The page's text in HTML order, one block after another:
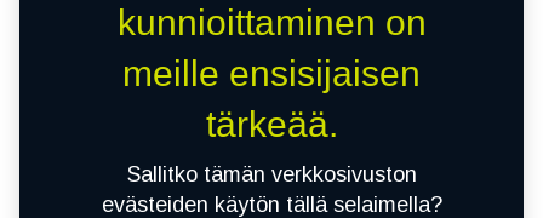
kunnioittaminen on
meille ensisijaisen
tärkeää.
Sallitko tämän verkkosivuston
evästeiden käytön tällä selaimella?